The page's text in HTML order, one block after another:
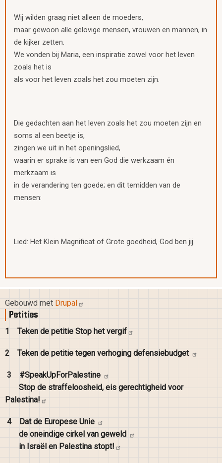
Wij wilden graag niet alleen de moeders,
maar gewoon alle gelovige mensen, vrouwen en mannen, in
de kijker zetten.
We vonden bij Maria, een inspiratie zowel voor het leven
zoals het is
als voor het leven zoals het zou moeten zijn.
Die gedachten aan het leven zoals het zou moeten zijn en
soms al een beetje is,
zingen we uit in het openingslied,
waarin er sprake is van een God die werkzaam én
merkzaam is
in de verandering ten goede; en dit temidden van de
mensen:
Lied: Het Klein Magnificat of Grote goedheid, God ben jij.
Gebouwd met Drupal
Petities
1 Teken de petitie Stop hetvergif
2 Teken de petitie tegen verhoging defensiebudget
3
#SpeakUpForPalestine
Stop de straffeloosheid, eis gerechtigheid voor
Palestina!
4 Dat de Europese Unie
de oneindige cirkel van geweld
in Israël en Palestina stopt!